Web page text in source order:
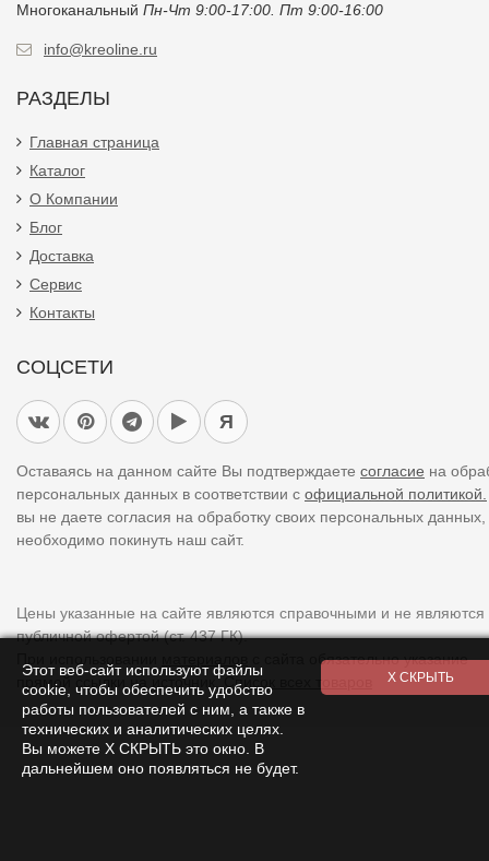
Многоканальный Пн-Чт 9:00-17:00. Пт 9:00-16:00
info@kreoline.ru
РАЗДЕЛЫ
Главная страница
Каталог
О Компании
Блог
Доставка
Сервис
Контакты
СОЦСЕТИ
Я
Оставаясь на данном сайте Вы подтверждаете согласие на
персональных данных в соответствии с официальной политикой.
вы не даете согласия на обработку своих персональных
необходимо покинуть наш сайт.
Цены указанные на сайте являются справочными и не являются
публичной офертой (ст. 437 ГК).
с сайта обязательно указание
прямой ссылки на источник.
Список всех товаров
Этот веб-сайт используют файлы
cookie, чтобы обеспечить удобство
работы пользователей с ним, а также в
технических и аналитических целях.
Вы можете Х СКРЫТЬ это окно. В
дальнейшем оно появляться не будет.